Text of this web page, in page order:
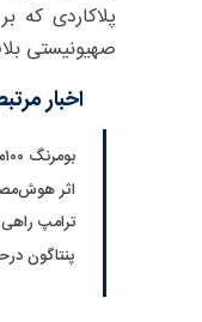
پلاکاردی که
صهیونیستی
اخبار
بومرنگ ۱۰۰میلیارددلاری
اثر
ترامپ راهی
پنتاگون